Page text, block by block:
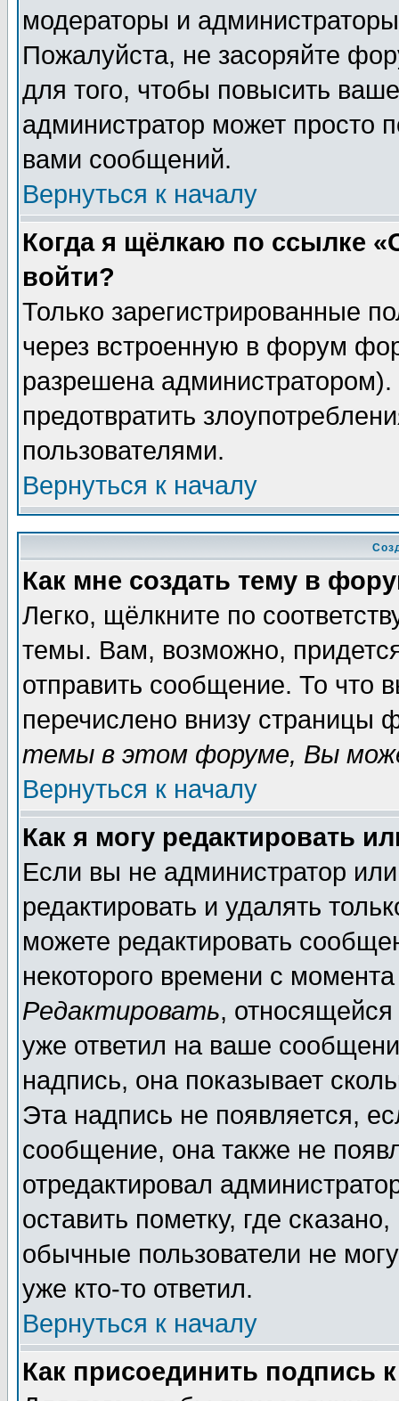
модераторы и
Пожалуйста, не засоряйте
для того, чтобы повысить
администратор может просто
вами сообщений.
Вернуться к началу
Когда я щёлкаю по ссылке
войти?
Только зарегистрированные
через встроенную в форум
разрешена
предотвратить
пользователями.
Вернуться к началу
Как мне создать тему в
Легко, щёлкните по
темы. Вам, возможно,
отправить сообщение. То что
перечислено внизу страницы
темы в этом форуме, Вы
Вернуться к началу
Как я могу редактировать
Если вы не администратор
редактировать и удалять
можете редактировать
некоторого времени с
Редактировать,
уже ответил на ваше
надпись, она показывает
Эта надпись не появляется,
сообщение, она также не
отредактировал
оставить пометку, где
обычные пользователи не
уже кто-то ответил.
Вернуться к началу
Как присоединить подпись